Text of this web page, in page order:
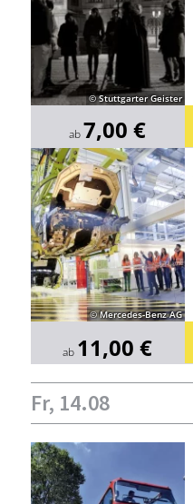
© Stuttgarter Geister
ab7,00 €
© Mercedes-Benz AG
ab 11,00 €
Fr, 14.08